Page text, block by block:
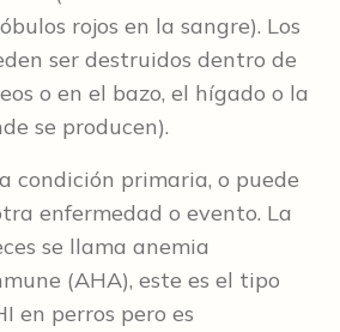
rojos en la sangre). Los
ser destruidos dentro de
o en el bazo, el hígado o la
se producen).
condición primaria, o puede
enfermedad o evento. La
se llama anemia
(AHA), este es el tipo
en perros pero es